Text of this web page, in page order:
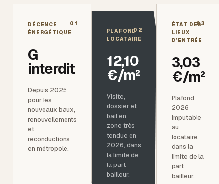
01
DÉCENCE
ÉNERGÉTIQUE
G
interdit
Depuis 2025
pour les
nouveaux baux,
renouvellements
et
reconductions
en métropole.
02
PLAFOND
LOCATAIRE
12,10
€/m²
Visite,
dossier et
bail en
zone très
tendue en
2026, dans
la limite de
la part
bailleur.
03
ÉTAT DES
LIEUX
D’ENTRÉE
3,03
€/m²
Plafond
2026
imputable
au
locataire,
dans la
limite de la
part
bailleur.